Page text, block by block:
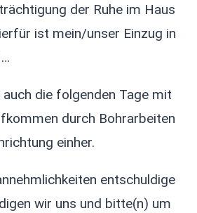
der Ruhe im Haus
ist mein/unser Einzug in
die folgenden Tage mit
durch Bohrarbeiten
einher.
entschuldige
wir uns und bitte(n) um